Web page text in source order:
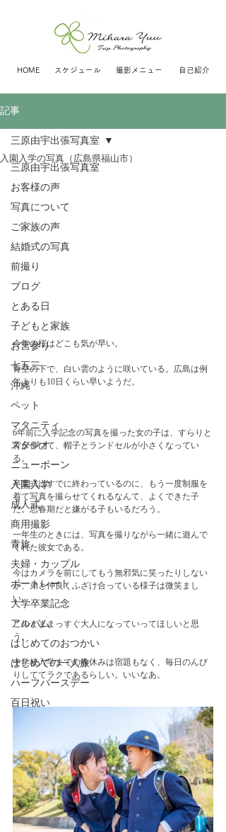
HOME スケジュール 撮影メニュー 自己紹介
記事
三原由宇出張写真室
お客様の声
写真について
ご家族の声
結婚式の写真
前撮り
ブログ
とある日
子どもと家族
お宮参り
七五三
沖縄
ペット
マタニティ
スタジオ
ニューボーン
入園入学
成人式
商用撮影
青旅
夫婦・カップル
ポートレート
大学卒業記念
アルバム
はじめてのおつかい
はじめての一人旅
ハーフバースデー
百日祝い
三原由宇出張写真室
入園入学の写真（広島県福山市）
今年の桜はどこも気が早い。
青空の下で、白い雲のように咲いている。広島は例
年よりも10日くらい早いようだ。
6年前に入学記念の写真を撮った女の子は、すらりと
背が伸びて、帽子とランドセルが小さくなってい
る。
卒業式はすでに終わっているのに、もう一度制服を
着て写真を撮らせてくれるなんて、よくできた子
だ。思春期だと嫌がる子もいるだろう。
一年生のときには、写真を撮りながら一緒に遊んで
くれた彼女である。
今はカメラを前にしてもう無邪気に笑ったりしない
が、弟と仲良くふざけ合っている様子は微笑まし
い。
このまままっすぐ大人になっていってほしいと思
う。
中学校入学までの春休みは宿題もなく、毎日のんび
りしててラクであるらしい。いいなあ。